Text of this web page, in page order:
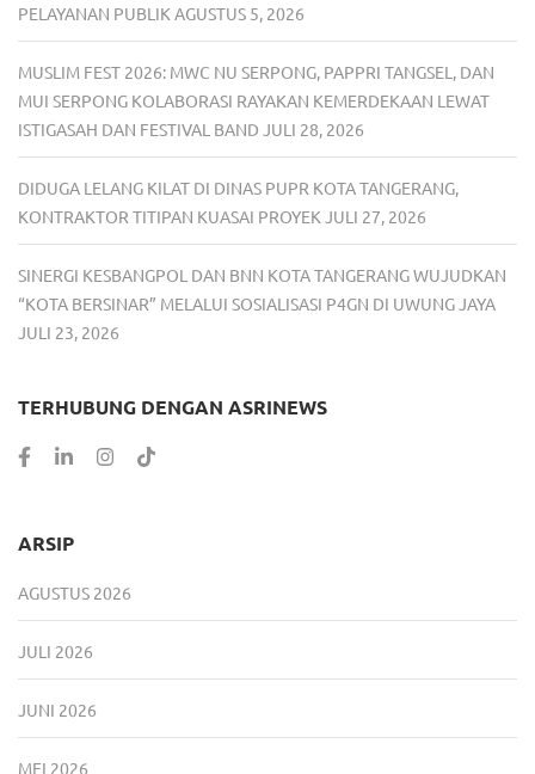
PELAYANAN PUBLIK AGUSTUS 5, 2026
MUSLIM FEST 2026: MWC NU SERPONG, PAPPRI TANGSEL, DAN
MUI SERPONG KOLABORASI RAYAKAN KEMERDEKAAN LEWAT
ISTIGASAH DAN FESTIVAL BAND JULI 28, 2026
DIDUGA LELANG KILAT DI DINAS PUPR KOTA TANGERANG,
KONTRAKTOR TITIPAN KUASAI PROYEK JULI 27, 2026
SINERGI KESBANGPOL DAN BNN KOTA TANGERANG WUJUDKAN
“KOTA BERSINAR” MELALUI SOSIALISASI P4GN DI UWUNG JAYA
JULI 23, 2026
TERHUBUNG DENGAN ASRINEWS
ARSIP
AGUSTUS 2026
JULI 2026
JUNI 2026
MEI 2026